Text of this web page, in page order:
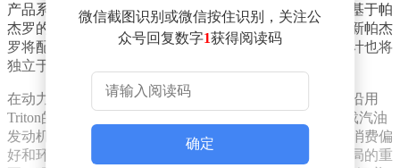
产品系列。根据三菱公布的产品规划，目前至少有两款基于帕
杰罗的衍生车型正在开发中。作为三菱的旗舰车型，全新帕杰
罗将配备四驱系统，前后轴采用专属悬挂调校，内饰设计也将
独立于Triton皮卡，更加注重乘坐舒适性。
在动力系统方面，面向北美市场的蒙特罗版本预计不会沿用
Triton的2.4升双涡轮增压柴油发动机，而是更倾向于搭载汽油
发动机或插电混动系统。这一调整旨在适应北美市场的消费偏
好和环保法规要求。帕杰罗系列的回归，是三菱产品布局的重
微信截图识别或微信按住识别，关注公
众号回复数字1获得阅读码
确定